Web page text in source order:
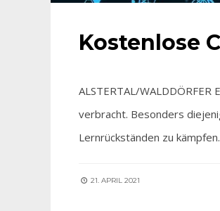
Kostenlose
ALSTERTAL/
verbracht. Besonders
Lernrückständen zu
21. APRIL 2021